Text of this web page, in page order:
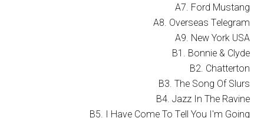
A7. Ford Mustang
A8. Overseas Telegram
A9. New York USA
B1. Bonnie & Clyde
B2. Chatterton
B3. The Song Of Slurs
B4. Jazz In The Ravine
B5. I Have Come To Tell You I'm Going